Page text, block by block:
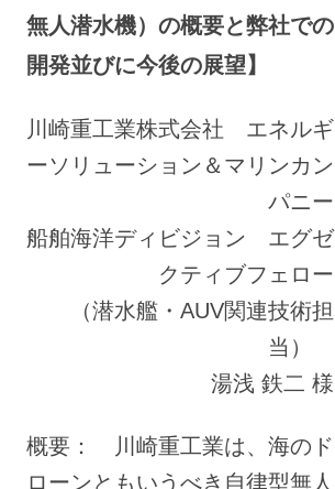
無人潜水機）の概要と弊社での
開発並びに今後の展望】
川崎重工業株式会社 エネルギ
ーソリューション＆マリンカン
パニー
船舶海洋ディビジョン エグゼ
クティブフェロー
（潜水艦・AUV関連技術担
当）
湯浅 鉄二 様
概要： 川崎重工業は、海のド
ローンともいうべき自律型無人